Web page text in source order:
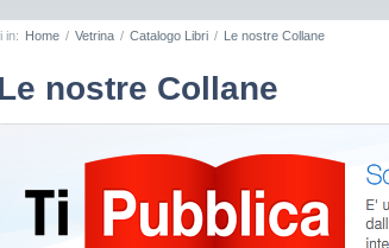
in: Home / Vetrina / Catalogo Libri / Le nostre Collane
nostre Collane